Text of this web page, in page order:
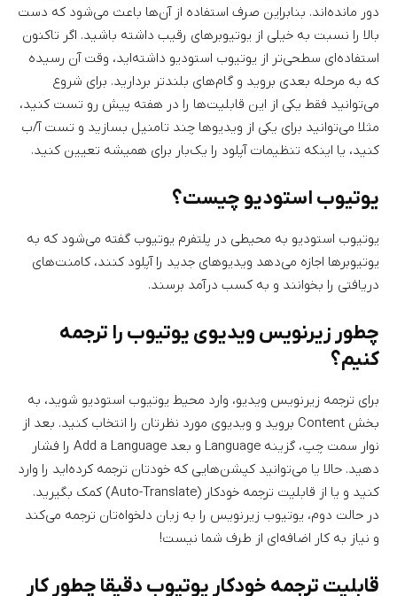
دور مانده‌اند. بنابراین صرف استفاده از آن‌ها باعث می‌شود که دست
بالا را نسبت به خیلی از یوتیوبرهای رقیب داشته باشید. اگر تاکنون
استفاده‌ای سطحی‌تر از یوتیوب استودیو داشته‌اید، وقت آن رسیده
که به مرحله بعدی بروید و گام‌های بلندتر بردارید. برای شروع
می‌توانید فقط یکی از این قابلیت‌ها را در هفته پیش رو تست کنید،
مثلا می‌توانید برای یکی از ویدیوها چند تامنیل بسازید و تست آ/ب
کنید، یا اینکه تنظیمات آپلود را یک‌بار برای همیشه تعیین کنید.
یوتیوب استودیو چیست؟
یوتیوب استودیو به محیطی در پلتفرم یوتیوب گفته می‌شود که به
یوتیوبرها اجازه می‌دهد ویدیوهای جدید را آپلود کنند، کامنت‌های
دریافتی را بخوانند و به کسب درآمد برسند.
چطور زیرنویس ویدیوی یوتیوب را ترجمه
کنیم؟
برای ترجمه زیرنویس ویدیو، وارد محیط یوتیوب استودیو شوید، به
بخش Content بروید و ویدیوی مورد نظرتان را انتخاب کنید. بعد از
نوار سمت چپ، گزینه Language و بعد Add a Language را فشار
دهید. حالا یا می‌توانید کپشن‌هایی که خودتان ترجمه کرده‌اید را وارد
کنید و یا از قابلیت ترجمه خودکار (Auto-Translate) کمک بگیرید.
در حالت دوم، یوتیوب زیرنویس را به زبان دلخواه‌تان ترجمه می‌کند
و نیاز به کار اضافه‌ای از طرف شما نیست!
قابلیت ترجمه خودکار یوتیوب دقیقا چطور کار